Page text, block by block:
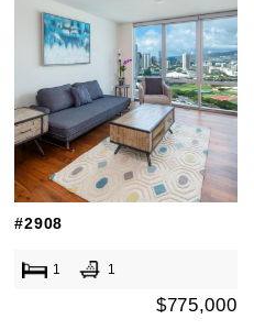
#2908
1 1
$775,000